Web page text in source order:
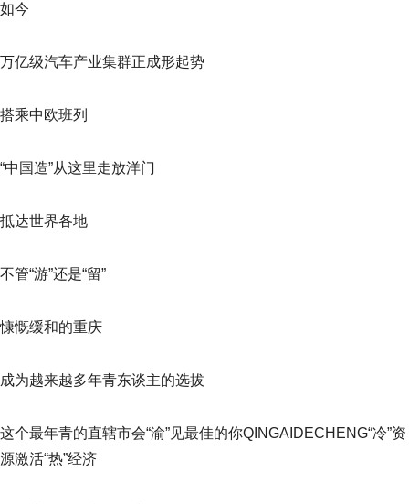
如今
万亿级汽车产业集群正成形起势
搭乘中欧班列
“中国造”从这里走放洋门
抵达世界各地
不管“游”还是“留”
慷慨缓和的重庆
成为越来越多年青东谈主的选拔
这个最年青的直辖市会“渝”见最佳的你QINGAIDECHENG“冷”资
源激活“热”经济